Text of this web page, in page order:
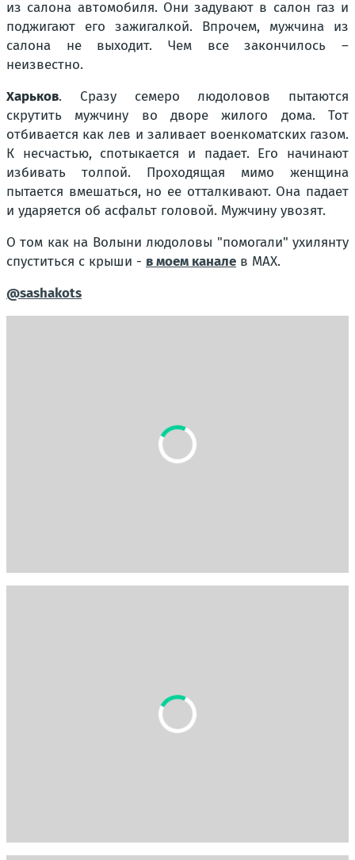
из салона автомобиля. Они задувают в салон газ и
поджигают его зажигалкой. Впрочем, мужчина из
салона не выходит. Чем все закончилось –
неизвестно.
Харьков. Сразу семеро людоловов пытаются
скрутить мужчину во дворе жилого дома. Тот
отбивается как лев и заливает военкоматских газом.
К несчастью, спотыкается и падает. Его начинают
избивать толпой. Проходящая мимо женщина
пытается вмешаться, но ее отталкивают. Она падает
и ударяется об асфальт головой. Мужчину увозят.
О том как на Волыни людоловы "помогали" ухилянту
спуститься с крыши - в моем канале в МАХ.
@sashakots